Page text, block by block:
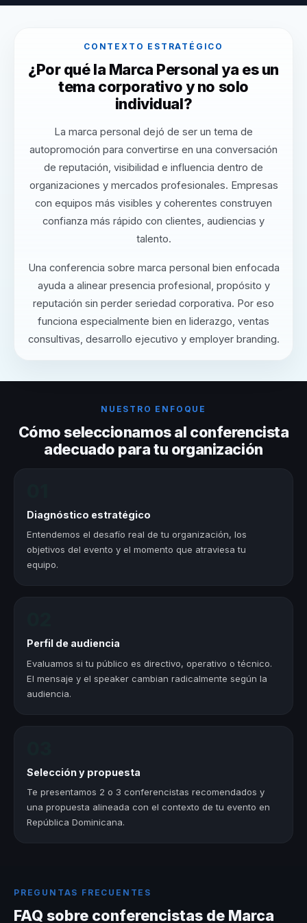
CONTEXTO ESTRATÉGICO
¿Por qué la Marca Personal ya es un
tema corporativo y no solo
individual?
La marca personal dejó de ser un tema de
autopromoción para convertirse en una conversación
de reputación, visibilidad e influencia dentro de
organizaciones y mercados profesionales. Empresas
con equipos más visibles y coherentes construyen
confianza más rápido con clientes, audiencias y
talento.
Una conferencia sobre marca personal bien enfocada
ayuda a alinear presencia profesional, propósito y
reputación sin perder seriedad corporativa. Por eso
funciona especialmente bien en liderazgo, ventas
consultivas, desarrollo ejecutivo y employer branding.
NUESTRO ENFOQUE
Cómo seleccionamos al conferencista
adecuado para tu organización
Diagnóstico estratégico
Entendemos el desafío real de tu organización, los
objetivos del evento y el momento que atraviesa tu
equipo.
Perfil de audiencia
Evaluamos si tu público es directivo, operativo o técnico.
El mensaje y el speaker cambian radicalmente según la
audiencia.
Selección y propuesta
Te presentamos 2 o 3 conferencistas recomendados y
una propuesta alineada con el contexto de tu evento en
República Dominicana.
PREGUNTAS FRECUENTES
FAQ sobre conferencistas de Marca